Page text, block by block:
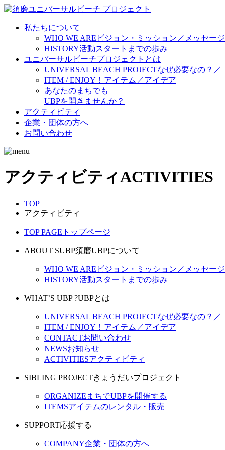
私たちについて
WHO WE ARE ビジョン・ミッション／メッセージ
HISTORY活動スタートまでの歩み
ユニバーサルビーチプロジェクトとは
UNIVERSAL BEACH PROJECTなぜ必要なの？／
ITEM / ENJOY！ アイテム／アイデア
あなたのまちでも
UBPを開きませんか？
アクティビティ
企業・団体の方へ
お問い合わせ
アクティビティACTIVITIES
TOP
アクティビティ
TOP PAGE トップページ
ABOUT SUBP須磨UBPについて
WHO WE ARE ビジョン・ミッション／メッセージ
HISTORY活動スタートまでの歩み
WHAT’S UBP ?UBPとは
UNIVERSAL BEACH PROJECTなぜ必要なの？／
ITEM / ENJOY！ アイテム／アイデア
CONTACTお問い合わせ
NEWSお知らせ
ACTIVITIESアクティビティ
SIBLING PROJECTきょうだいプロジェクト
ORGANIZE まちでUBPを開催する
ITEMSアイテムのレンタル・販売
SUPPORT応援する
COMPANY企業・団体の方へ